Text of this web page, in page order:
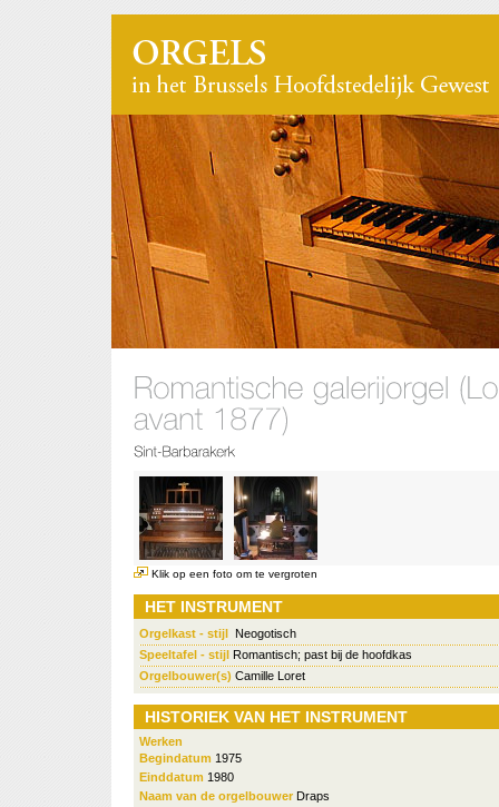
Klik op een foto om te vergroten
HET INSTRUMENT
Orgelkast - stijl Neogotisch
Speeltafel - stijl Romantisch; past bij de hoofdkas
Orgelbouwer(s) Camille Loret
HISTORIEK VAN HET INSTRUMENT
Werken
Begindatum 1975
Einddatum 1980
Naam van de orgelbouwer Draps